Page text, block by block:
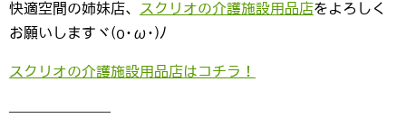
快適空間の姉妹店、
スクリオの介護施設用品店をよろしく
お願いしますヾ(o･ω･)ﾉ
スクリオの介護施設用品店はコチラ！
———————